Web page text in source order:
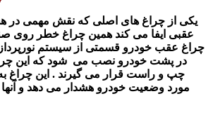
یکی از چراغ های اصلی که نقش مهمی در
عقبی ایفا می کند همین چراغ خطر روی
چراغ عقب خودرو قسمتی از سیستم
در پشت خودرو نصب می شودکه این
چپ و راست قرار می گیرند . این چراغ
مورد وضعیت خودرو هشدار می دهد و آنها